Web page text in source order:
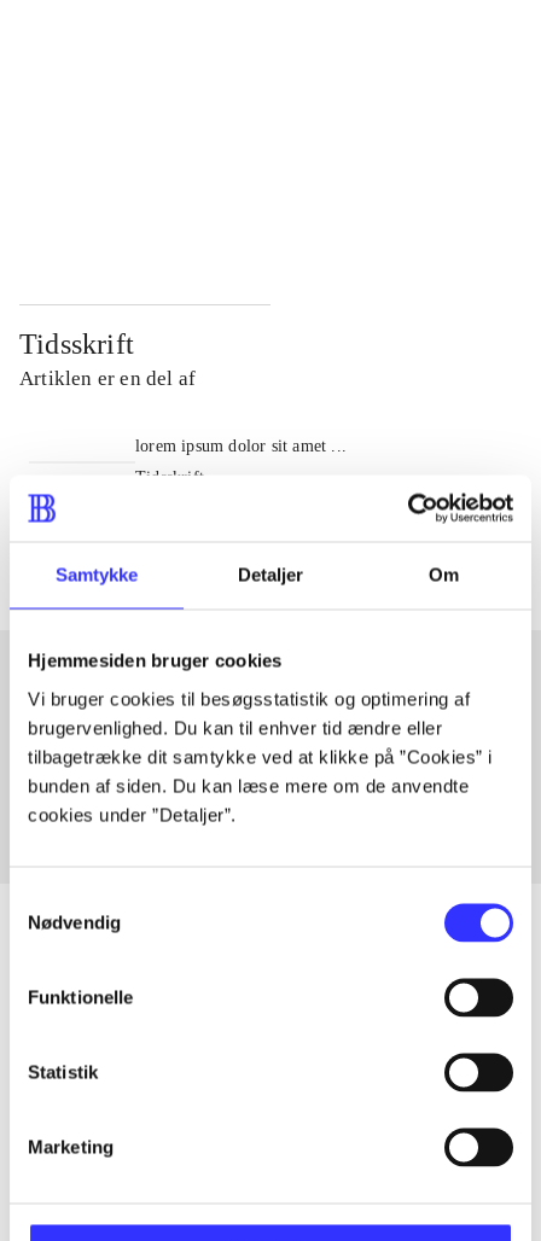
Samtykke Detaljer Om
Hjemmesiden bruger cookies
Vi bruger cookies til besøgsstatistik og optimering af
brugervenlighed. Du kan til enhver tid ændre eller
tilbagetrække dit samtykke ved at klikke på ”Cookies” i
bunden af siden. Du kan læse mere om de anvendte
cookies under ”Detaljer”.
Nødvendig
Funktionelle
Statistik
Marketing
Tidsskrift
Artiklen er en del af
lorem ipsum dolor sit amet ...
Tidsskrift
Artiklerne i
Artikler med samme emner
Fra
Artikler